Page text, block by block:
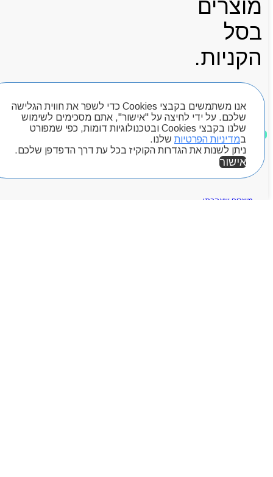
אנו משתמשים בקבצי Cookies כדי לשפר את חווית הגלישה
שלכם. על ידי לחיצה על "אישור", אתם מסכימים לשימוש
שלנו בקבצי Cookies ובטכנולוגיות דומות, כפי שמפורט
במדיניות הפרטיות שלנו.
ניתן לשנות את הגדרות הקוקיז בכל עת דרך הדפדפן שלכם.
אישור
מוצרים
בסל
הקניות.
עגלת קניות
חיפוש מוצרים
מוצרים שאהבתי